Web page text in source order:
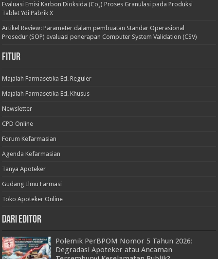
Evaluasi Emisi Karbon Dioksida (Co₂) Proses Granulasi pada Produksi
Tablet Ydi Pabrik X
Artikel Review: Parameter dalam pembuatan Standar Operasional
Prosedur (SOP) evaluasi penerapan Computer System Validation (CSV)
Fitur
Majalah Farmasetika Ed. Reguler
Majalah Farmasetika Ed. Khusus
Newsletter
CPD Online
Forum Kefarmasian
Agenda Kefarmasian
Tanya Apoteker
Gudang Ilmu Farmasi
Toko Apoteker Online
Dari Editor
Polemik PerBPOM Nomor 5 Tahun 2026:
Degradasi Apoteker atau Ancaman